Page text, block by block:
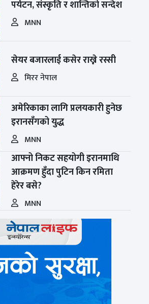
पर्यटन, संस्कृति र शान्तिको सन्देश
MNN
सेयर बजारलाई कसेर राख्ने रस्सी
मिरर नेपाल
अमेरिकाका लागि प्रलयकारी हुनेछ
इरानसँगको युद्ध
MNN
आफ्नो निकट सहयोगी इरानमाथि
आक्रमण हुँदा पुटिन किन रमिता
हेरेर बसे?
MNN